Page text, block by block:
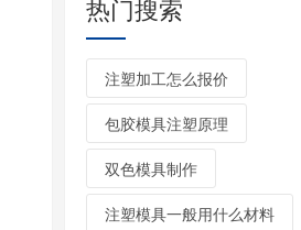
热门搜索
注塑加工怎么报价
包胶模具注塑原理
双色模具制作
注塑模具一般用什么材料